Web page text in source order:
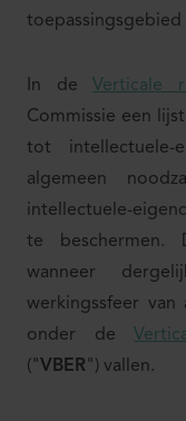
toepassingsgebied
In de Verticale
Commissie een
tot intellectuele-
algemeen
intellectuele-
te beschermen.
wanneer
werkingssfeer
onder de
("VBER") vallen.